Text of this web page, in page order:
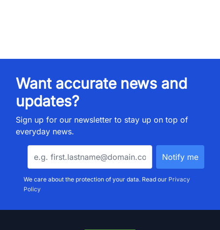
Want accurate news and
updates?
Sign up for our newsletter to stay up on top of
everyday news.
We care about the protection of your data. Read our Privacy
Policy